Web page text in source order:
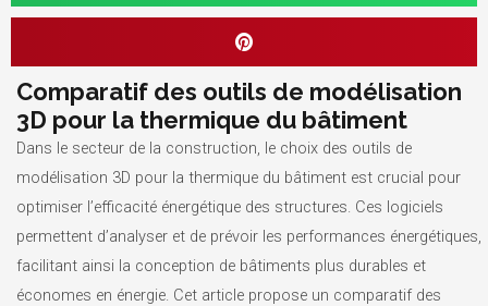
Comparatif des outils de modélisation
3D pour la thermique du bâtiment
Dans le secteur de la construction, le choix des outils de
modélisation 3D pour la thermique du bâtiment est crucial pour
optimiser l’efficacité énergétique des structures. Ces logiciels
permettent d’analyser et de prévoir les performances énergétiques,
facilitant ainsi la conception de bâtiments plus durables et
économes en énergie. Cet article propose un comparatif des